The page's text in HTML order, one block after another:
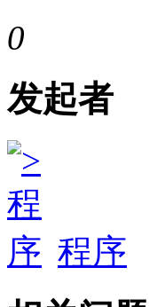
0
发起者
程序